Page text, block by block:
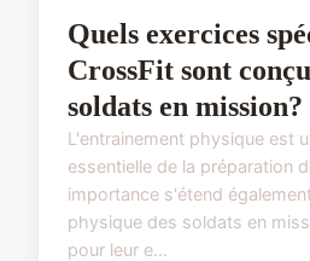
Quels exercices
CrossFit sont
soldats en mission?
L'entrainement physique est
essentielle de la préparation
importance s'étend
physique des soldats en
pour leur e...